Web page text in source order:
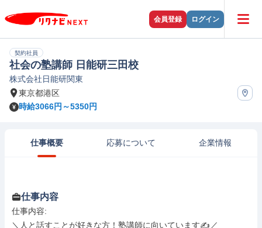
会員登録 ログイン
契約社員
社会の塾講師 日能研三田校
株式会社日能研関東
東京都港区
時給3066円～5350円
仕事概要 応募について 企業情報
仕事内容
仕事内容:
＼人と話すことが好きな方！塾講師に向いています✍️／